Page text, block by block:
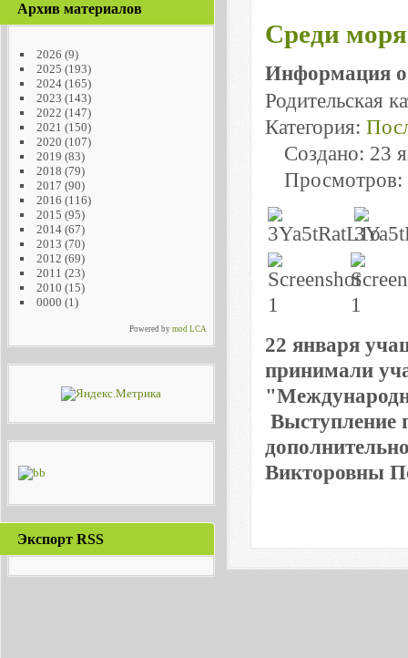
Архив материалов
2026 (9)
2025 (193)
2024(165)
2023 (143)
2022 (147)
2021 (150)
2020 (107)
2019 (83)
2018 (79)
2017 (90)
2016 (116)
2015 (95)
2014(67)
2013 (70)
2012 (69)
2011 (23)
2010 (15)
0000 (1)
Powered bymod LCA
Экспорт RSS
Среди
Информация о
Родительская
Категория:
Создано: 23
Просмотров:
22 января
принимали
Выступление
Викторовны